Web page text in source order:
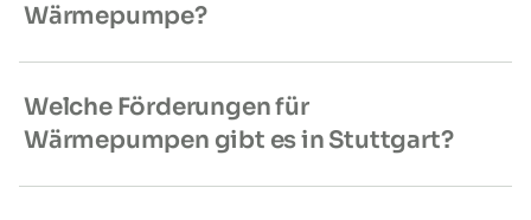
Wärmepumpe?
Welche Förderungen für
Wärmepumpen gibt es in Stuttgart?